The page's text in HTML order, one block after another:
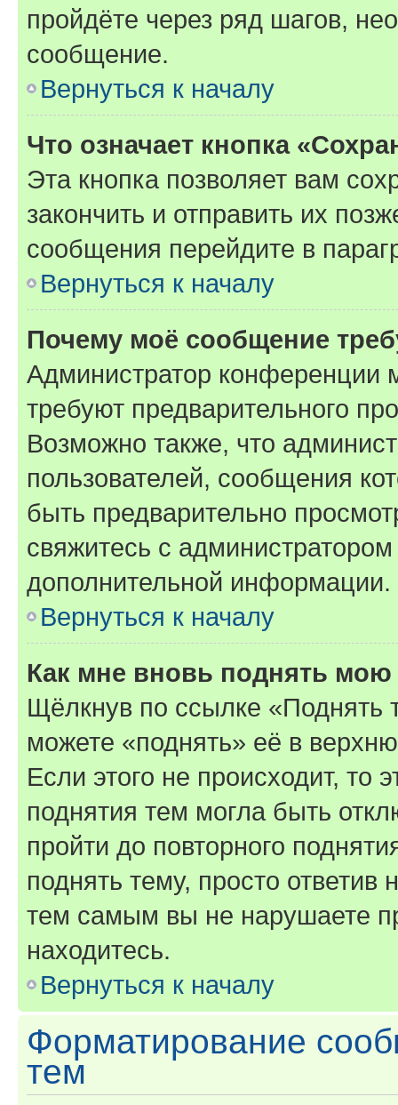
пройдёте через ряд шагов,
сообщение.
Вернуться к началу
Что означает кнопка
Эта кнопка позволяет вам
закончить и отправить их
сообщения перейдите в
Вернуться к началу
Почему моё сообщение
Администратор конференции
требуют предварительного
Возможно также, что
пользователей, сообщения
быть предварительно
свяжитесь с
дополнительной информации.
Вернуться к началу
Как мне вновь поднять мою
Щёлкнув по ссылке «Поднять
можете «поднять» её в
Если этого не происходит, то
поднятия тем могла быть
пройти до повторного
поднять тему, просто ответив
тем самым вы не нарушаете
находитесь.
Вернуться к началу
Форматирование
тем